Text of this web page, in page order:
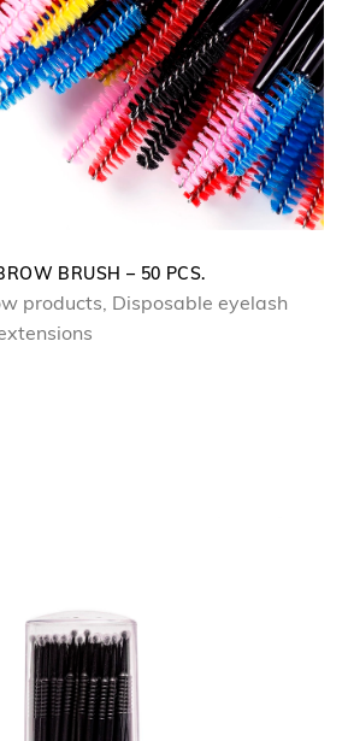
BRUSH – 50 PCS.
products, Disposable eyelash